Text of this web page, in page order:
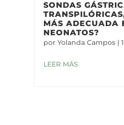
SONDAS
MÁS ADECUADA
NEONATOS?
por Yolanda Campos|
LEER MÁS